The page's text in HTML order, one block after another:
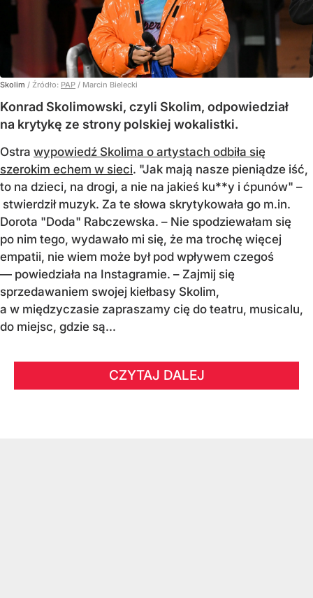
Skolim / Źródło: PAP / Marcin Bielecki
Konrad Skolimowski, czyli Skolim, odpowiedział
na krytykę ze strony polskiej wokalistki.
Ostra wypowiedź Skolima o artystach odbiła się
szerokim echem w sieci. "Jak mają nasze pieniądze iść,
to na dzieci, na drogi, a nie na jakieś ku**y i ćpunów" –
stwierdził muzyk. Za te słowa skrytykowała go m.in.
Dorota "Doda" Rabczewska. – Nie spodziewałam się
po nim tego, wydawało mi się, że ma trochę więcej
empatii, nie wiem może był pod wpływem czegoś
— powiedziała na Instagramie. – Zajmij się
sprzedawaniem swojej kiełbasy Skolim,
a w międzyczasie zapraszamy cię do teatru, musicalu,
do miejsc, gdzie są...
CZYTAJ DALEJ